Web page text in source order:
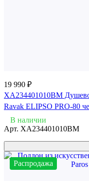
19 990 ₽
XA234401010BM
Ravak ELIPSO PRO-80
В наличии
Арт. XA234401010BM
Распродажа